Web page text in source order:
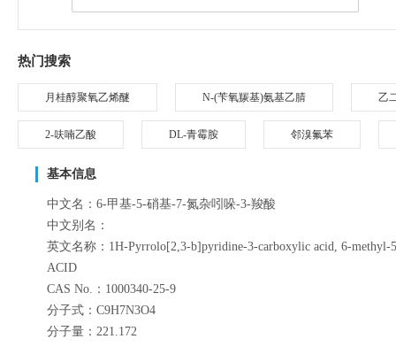
热门搜索
月桂醇聚氧乙烯醚 N-(苄氧羰基)氨基乙腈 乙
2-呋喃乙酸 DL-青霉胺 邻溴氟苯
基本信息
中文名：6-甲基-5-硝基-7-氮杂吲哚-3-羧酸
中文别名：
英文名称：1H-Pyrrolo[2,3-b]pyridine-3-carboxylic acid, 6-
ACID
CAS No.：1000340-25-9
分子式：C9H7N3O4
分子量：221.172